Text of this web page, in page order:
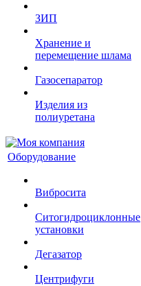
ЗИП
Хранение и
перемещение шлама
Газосепаратор
Изделия из
полиуретана
Оборудование
Вибросита
Ситогидроциклонные
установки
Дегазатор
Центрифуги